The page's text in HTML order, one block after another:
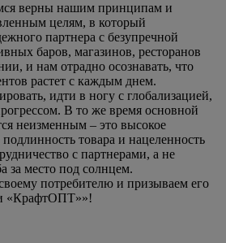
верны нашим принципам и
целям, в который
партнера с безупречной
баров, магазинов, ресторанов
и нам отрадно осознавать, что
растет с каждым днем.
идти в ногу с глобализацией,
В то же время основной
неизменным – это высокое
товара и нацеленность
с партнерами, а не
за место под солнцем.
потребителю и призываем его
«КрафтОПТ»»!